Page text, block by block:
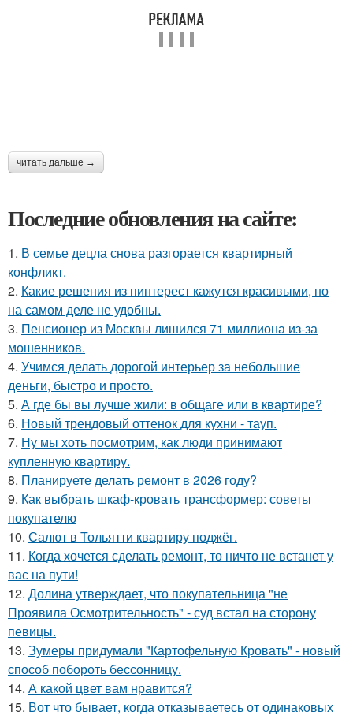
читать дальше →
Последние обновления на сайте:
1. В семье децла снова разгорается квартирный
конфликт.
2. Какие решения из пинтерест кажутся красивыми, но
на самом деле не удобны.
3. Пенсионер из Москвы лишился 71 миллиона из-за
мошенников.
4. Учимся делать дорогой интерьер за небольшие
деньги, быстро и просто.
5. А где бы вы лучше жили: в общаге или в квартире?
6. Новый трендовый оттенок для кухни - тауп.
7. Ну мы хоть посмотрим, как люди принимают
купленную квартиру.
8. Планируете делать ремонт в 2026 году?
9. Как выбрать шкаф-кровать трансформер: советы
покупателю
10. Салют в Тольятти квартиру поджёг.
11. Когда хочется сделать ремонт, то ничто не встанет у
вас на пути!
12. Долина утверждает, что покупательница "не
Проявила Осмотрительность" - суд встал на сторону
певицы.
13. Зумеры придумали "Картофельную Кровать" - новый
способ побороть бессонницу.
14. А какой цвет вам нравится?
15. Вот что бывает, когда отказываетесь от одинаковых